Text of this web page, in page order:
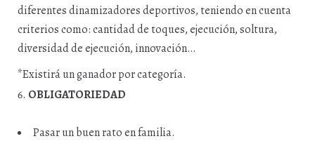
diferentes dinamizadores deportivos, teniendo en cuenta
criterios como: cantidad de toques, ejecución, soltura,
diversidad de ejecución, innovación…
*Existirá un ganador por categoría.
OBLIGATORIEDAD
Pasar un buen rato en familia.